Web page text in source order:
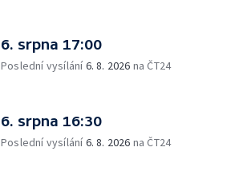
6. srpna 17:00
Poslední vysílání6. 8. 2026 na ČT24
6. srpna 16:30
Poslední vysílání6. 8. 2026 na ČT24